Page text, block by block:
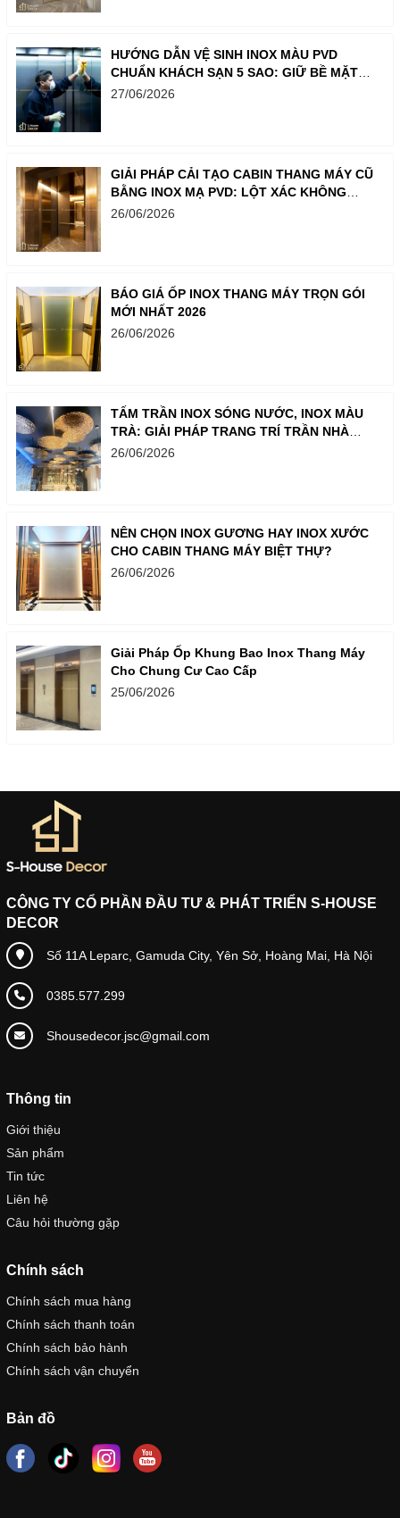
HƯỚNG DẪN VỆ SINH INOX MÀU PVD
CHUẨN KHÁCH SẠN 5 SAO: GIỮ BỀ MẶT
LUÔN SÁNG BÓNG NHƯ MỚI
27/06/2026
GIẢI PHÁP CẢI TẠO CABIN THANG MÁY CŨ
BẰNG INOX MẠ PVD: LỘT XÁC KHÔNG
GIAN CHỈ TRONG MỘT BƯỚC
26/06/2026
BÁO GIÁ ỐP INOX THANG MÁY TRỌN GÓI
MỚI NHẤT 2026
26/06/2026
TẤM TRẦN INOX SÓNG NƯỚC, INOX MÀU
TRÀ: GIẢI PHÁP TRANG TRÍ TRẦN NHÀ
SANG TRỌNG
26/06/2026
NÊN CHỌN INOX GƯƠNG HAY INOX XƯỚC
CHO CABIN THANG MÁY BIỆT THỰ?
26/06/2026
Giải Pháp Ốp Khung Bao Inox Thang Máy
Cho Chung Cư Cao Cấp
25/06/2026
CÔNG TY CỔ PHẦN ĐẦU TƯ & PHÁT TRIỂN S-HOUSE
DECOR
Số 11A Leparc, Gamuda City, Yên Sở, Hoàng Mai, Hà Nội
0385.577.299
Shousedecor.jsc@gmail.com
Thông tin
Giới thiệu
Sản phẩm
Tin tức
Liên hệ
Câu hỏi thường gặp
Chính sách
Chính sách mua hàng
Chính sách thanh toán
Chính sách bảo hành
Chính sách vận chuyển
Bản đồ